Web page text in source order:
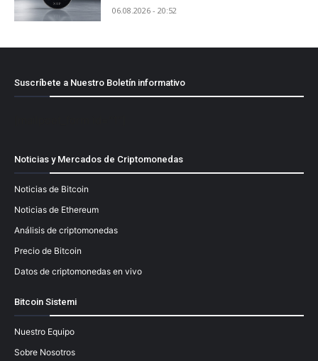
06.08.2026 - 20:52
Suscríbete a Nuestro Boletín informativo
Noticias y Mercados de Criptomonedas
Noticias de Bitcoin
Noticias de Ethereum
Análisis de criptomonedas
Precio de Bitcoin
Datos de criptomonedas en vivo
Bitcoin Sistemi
Nuestro Equipo
Sobre Nosotros